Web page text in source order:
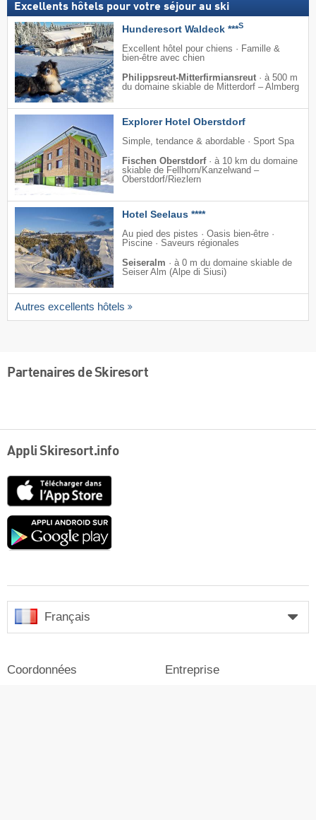
Excellents hôtels pour votre séjour au ski
Hunderesort Waldeck ***S
Excellent hôtel pour chiens · Famille &
bien-être avec chien
Philippsreut-Mitterfirmiansreut · à 500 m
du domaine skiable de Mitterdorf – Almberg
Explorer Hotel Oberstdorf
Simple, tendance & abordable · Sport Spa
Fischen Oberstdorf· à 10 km du domaine
skiable de Fellhorn/​Kanzelwand –
Oberstdorf/​Riezlern
Hotel Seelaus ****
Au pied des pistes · Oasis bien-être ·
Piscine · Saveurs régionales
Seiseralm · à 0 m du domaine skiable de
Seiser Alm (Alpe di Siusi)
Autres excellents hôtels
Partenaires de Skiresort
Appli Skiresort.info
Google
Français
Coordonnées Entreprise